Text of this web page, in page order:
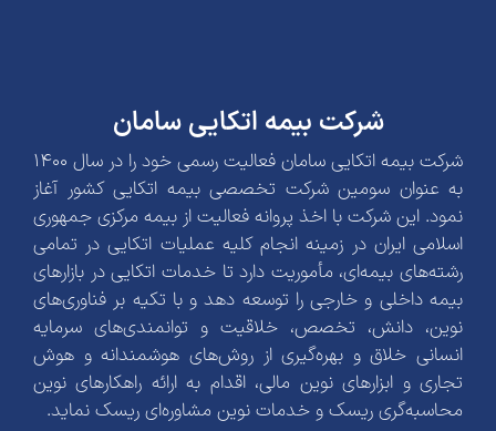
شرکت بیمه اتکایی سامان
شرکت بیمه اتکایی سامان فعالیت رسمی خود را در سال 1400
به عنوان سومین شرکت تخصصی بیمه اتکایی کشور آغاز
نمود. این شرکت با اخذ پروانه فعالیت از بیمه مرکزی جمهوری
اسلامی ایران در زمینه انجام کلیه عملیات اتکایی در تمامی
رشته‌های بیمه‌ای، مأموریت دارد تا خدمات اتکایی در بازارهای
بیمه داخلی و خارجی را توسعه دهد و با تکیه بر فناوری‌های
نوین، دانش، تخصص، خلاقیت و توانمندی‌های سرمایه
انسانی خلاق و بهره‌گیری از روش‌های هوشمندانه و هوش
تجاری و ابزارهای نوین مالی، اقدام به ارائه راهکارهای نوین
محاسبه‌گری ریسک و خدمات نوین مشاوره‌ای ریسک نماید.